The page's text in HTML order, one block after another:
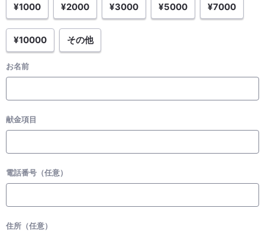
¥1000 ¥2000 ¥3000 ¥5000 ¥7000
¥10000 その他
お名前
献金項目
電話番号（任意）
住所（任意）